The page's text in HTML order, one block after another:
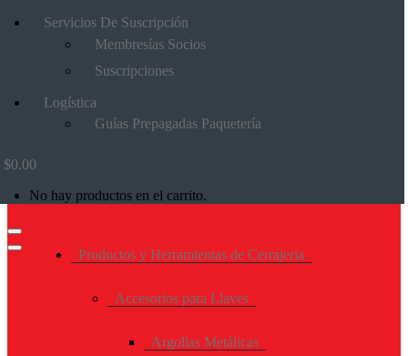
Servicios De Suscripción
Membresías Socios
Suscripciones
Logística
Guías Prepagadas Paquetería
$0.00
No hay productos en el carrito.
Productos y Herramientas de Cerrajeria
Accesorios para Llaves
Argollas Metálicas